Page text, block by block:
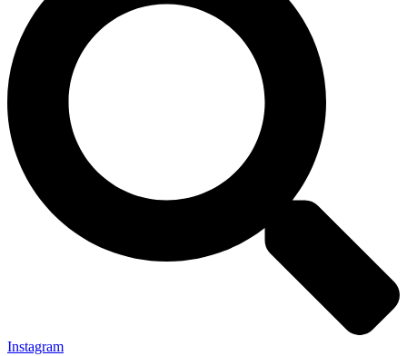
Instagram